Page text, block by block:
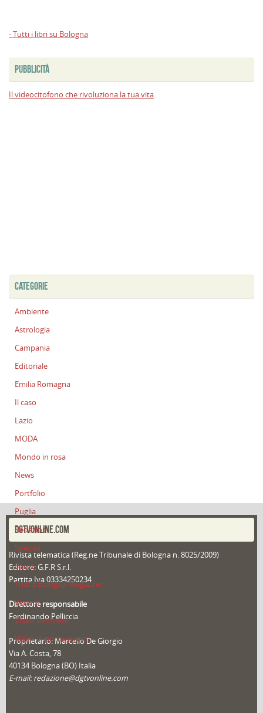
- Tutti i libri su Bologna
PUBBLICITÀ
Il videocitofono che rivoluziona la tua vita
CATEGORIE
Ambiente
Astrologia
Campania
Editoriale
Emilia Romagna
Il caso
Lazio
MODA
Mondo in rosa
News
Portfolio
Puglia
Redazioni
Speciali
Sport
That's Bologna Magazine
Veneto
Video (archivio)
Video in primo piano
DGTVONLINE.COM
Rivista telematica (Reg.ne Tribunale di Bologna n. 8025/2009)
Editore: G.F.R S.r.l.
Partita Iva 03334250234
Direttore responsabile
Ferdinando Pelliccia
Proprietario: Marcello De Giorgio
Via A. Costa, 78
40134 Bologna (BO) Italia
E-mail: redazione@dgtvonline.com